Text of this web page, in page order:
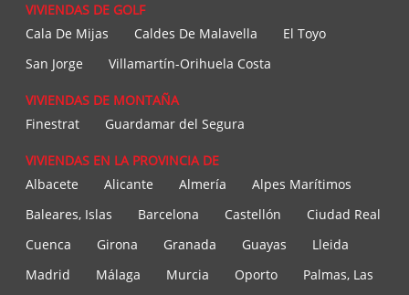
VIVIENDAS DE GOLF
Cala De Mijas
Caldes De Malavella
El Toyo
San Jorge
Villamartín-Orihuela Costa
VIVIENDAS DE MONTAÑA
Finestrat
Guardamar del Segura
VIVIENDAS EN LA PROVINCIA DE
Albacete
Alicante Almería
Alpes Marítimos
Baleares, Islas
Barcelona Castellón
Ciudad Real
Cuenca
Girona Granada Guayas
Lleida
Madrid
Málaga Murcia Oporto
Palmas, Las